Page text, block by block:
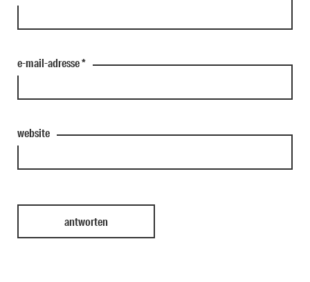
e-mail-adresse*
website